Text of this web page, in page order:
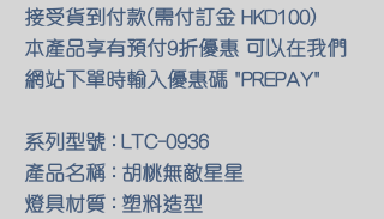
接受貨到付款(需付訂金 HKD100)
本產品享有預付9折優惠 可以在我們
網站下單時輸入優惠碼 "PREPAY"
系列型號 : LTC-0936
產品名稱 : 胡桃無敵星星
燈具材質 : 塑料造型